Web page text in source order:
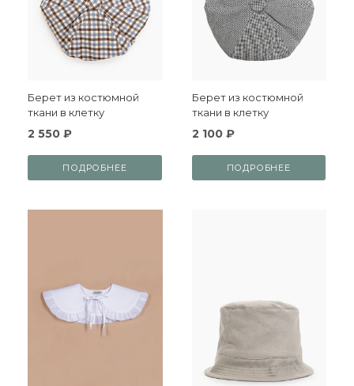
Берет из костюмной
ткани в клетку
2 550 ₽
ПОДРОБНЕЕ
Берет из костюмной
ткани в клетку
2 100 ₽
ПОДРОБНЕЕ